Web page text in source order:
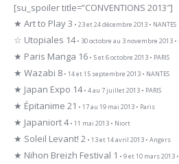
[su_spoiler title=”CONVENTIONS 2013″]
★ Art to Play 3 • 23 et 24 décembre 2013 • NANTES
☆ Utopiales 14• 30 octobre au 3 novembre 2013 •
★ Paris Manga 16 • 5 et 6 octobre 2013 • PARIS
★ Wazabi 8 • 14 et 15 septembre 2013 • NANTES
★ Japan Expo 14• 4 au 7 juillet 2013 • PARIS
★ Épitanime 21 • 17 au 19 mai 2013 • Paris
★ Japaniort 4• 11 mai 2013 • Niort
★ Soleil Levant! 2 • 13 et 14 avril 2013 • Angers
★ Nihon Breizh Festival 1 • 9 et 10 mars 2013 •